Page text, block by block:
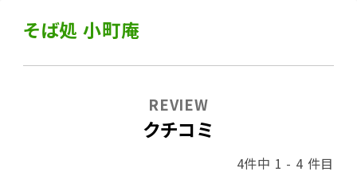
そば処 小町庵
クチコミ
REVIEW
4件中 1 - 4 件目